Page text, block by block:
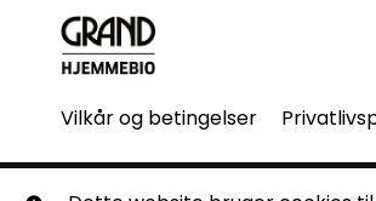
Vilkår og betingelser